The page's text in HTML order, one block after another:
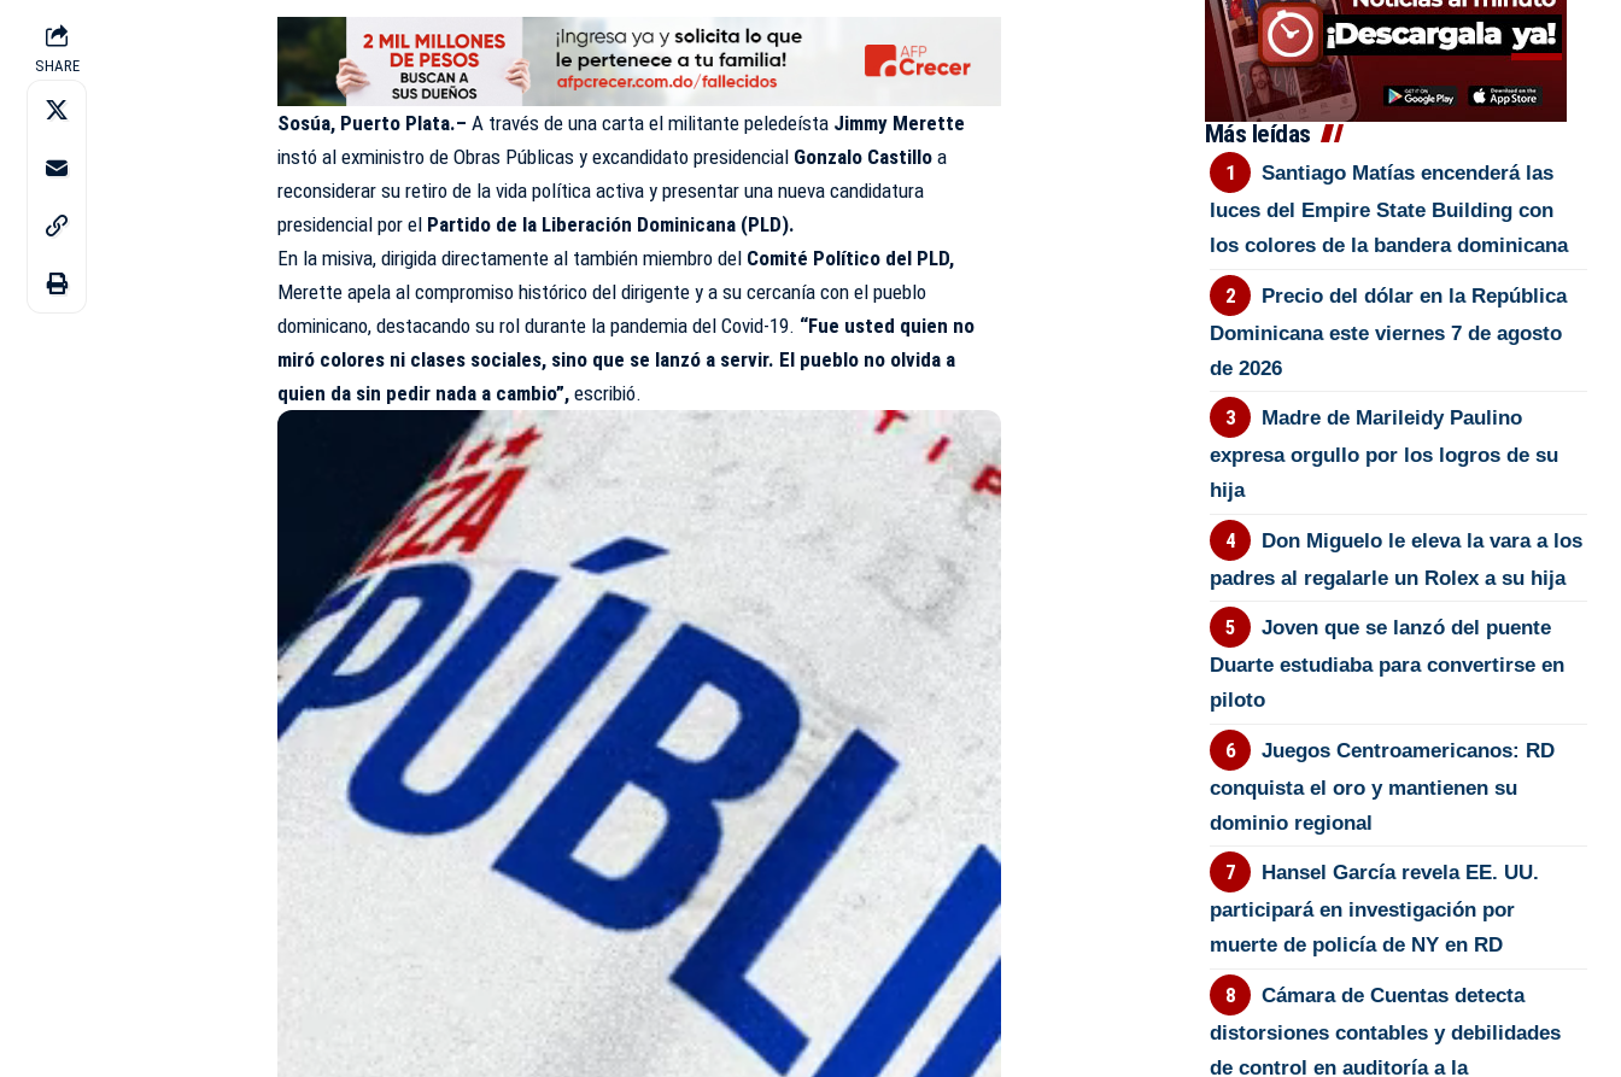
SHARE
Sosúa, Puerto Plata.– A través de una carta el militante peledeísta Jimmy Merette
instó al exministro de Obras Públicas y excandidato presidencial Gonzalo Castillo a
reconsiderar su retiro de la vida política activa y presentar una nueva candidatura
presidencial por el Partido de la Liberación Dominicana (PLD).
En la misiva, dirigida directamente al también miembro del Comité Político del PLD,
Merette apela al compromiso histórico del dirigente y a su cercanía con el pueblo
dominicano, destacando su rol durante la pandemia delCovid-19. “Fue usted quien no
miró colores ni clases sociales, sino que se lanzó a servir. El pueblo no olvida a
quien da sin pedir nada a cambio”,escribió.
Más leídas
Santiago Matías encenderá las
luces del Empire State Building con
los colores de la bandera dominicana
Precio del dólar en la República
Dominicana este viernes 7 de agosto
de 2026
Madre de Marileidy Paulino
expresa orgullo por los logros de su
hija
Don Miguelo le eleva la vara a los
padres al regalarle un Rolex a su hija
Joven que se lanzó del puente
Duarte estudiaba para convertirse en
piloto
Juegos Centroamericanos: RD
conquista el oro y mantienen su
dominio regional
Hansel García revela EE. UU.
participará en investigación por
muerte de policía de NY en RD
Cámara de Cuentas detecta
distorsiones contables y debilidades
de control en auditoría a la